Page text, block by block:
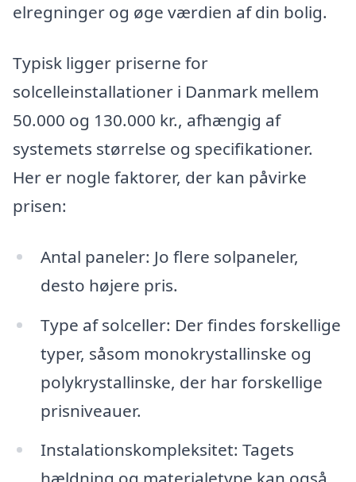
elregninger og øge værdien af din bolig.
Typisk ligger priserne for
solcelleinstallationer i Danmark mellem
50.000 og 130.000 kr., afhængig af
systemets størrelse og specifikationer.
Her er nogle faktorer, der kan påvirke
prisen:
Antal paneler: Jo flere solpaneler,
desto højere pris.
Type af solceller: Der findes forskellige
typer, såsom monokrystallinske og
polykrystallinske, der har forskellige
prisniveauer.
Instalationskompleksitet: Tagets